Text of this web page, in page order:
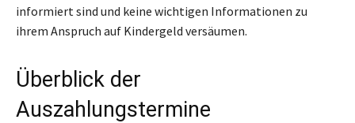
informiert sind und keine wichtigen Informationen zu
ihrem Anspruch auf Kindergeld versäumen.
Überblick der
Auszahlungstermine